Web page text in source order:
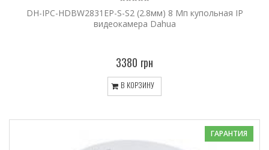
DH-IPC-HDBW2831EP-S-S2 (2.8мм) 8 Мп купольная IP
видеокамера Dahua
3380 грн
В КОРЗИНУ
ГАРАНТИЯ